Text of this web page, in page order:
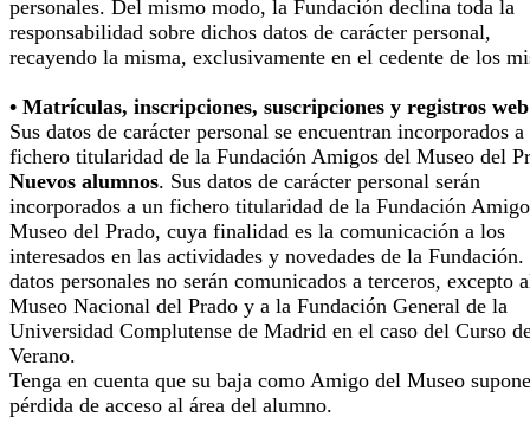
personales. Del mismo modo, la Fundación declina toda la
responsabilidad sobre dichos datos de carácter personal,
recayendo la misma, exclusivamente en el cedente de los
• Matrículas, inscripciones, suscripciones y registros web
Sus datos de carácter personal se encuentran incorporados a
fichero titularidad de la Fundación Amigos del Museo del
Nuevos alumnos. Sus datos de carácter personal serán
incorporados a un fichero titularidad de la Fundación
Museo del Prado, cuya finalidad es la comunicación a los
interesados en las actividades y novedades de la Fundación.
datos personales no serán comunicados a terceros, excepto
Museo Nacional del Prado y a la Fundación General de la
Universidad Complutense de Madrid en el caso del Curso
Verano.
Tenga en cuenta que su baja como Amigo del Museo
pérdida de acceso al área del alumno.